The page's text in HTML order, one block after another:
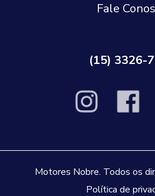
Fale
(15) 3326-
Motores Nobre. Todos os
Política de